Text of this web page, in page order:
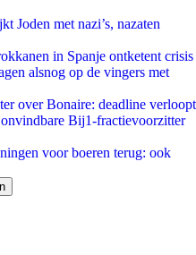
Joden met nazi’s, nazaten
in Spanje ontketent crisis
alsnog op de vingers met
over Bonaire: deadline verloopt
Bij1-fractievoorzitter
voor boeren terug: ook